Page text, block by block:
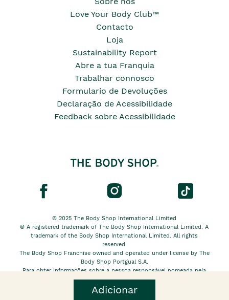
Adicionar
Love Your Body Club™
Contacto
Loja
Sustainability Report
Abre a tua Franquia
Trabalhar connosco
Formulario de Devoluções
Declaração de Acessibilidade
Feedback sobre Acessibilidade
© 2025 The Body Shop International Limited
® A registered trademark of The Body Shop International Limited. A
trademark of the Body Shop International Limited. All rights
reserved.
The Body Shop Franchise owned and operated under license by The
Body Shop Portgual S.A.
Para obter informações sobre a pessoa responsável nomeada pela
The Body Shop International Limited EU, clique